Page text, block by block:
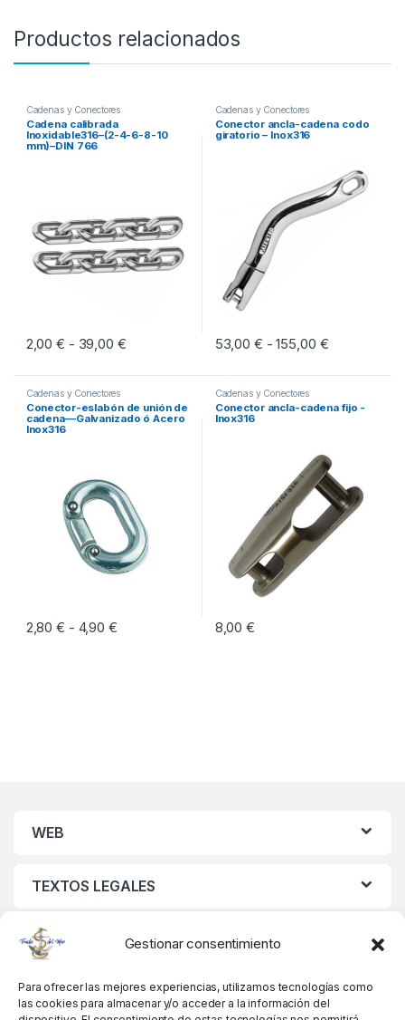
Gestionar consentimiento
Para ofrecer las mejores experiencias, utilizamos tecnologías como
las cookies para almacenar y/o acceder a la información del
Productos relacionados
Cadenas y Conectores
Cadena calibrada
Inoxidable316–(2-4-6-8-10
mm)–DIN 766
2,00€ - 39,00 €Rango de precios: desde 2,00 € hasta 39,00
Este producto tiene múltiples variantes. Las opciones se pueden
Cadenas y Conectores
Conector ancla-cadena codo
giratorio – Inox316
53,00 € - 155,00 €Rango de
Este producto tiene múltiples
Cadenas y Conectores
Conector-eslabón de unión de
cadena—Galvanizado ó Acero
Inox316
2,80€ - 4,90 €Rango de precios: desde 2,80 € hasta 4,90 €
Cadenas y Conectores
Conector ancla-cadena fijo -
Inox316
8,00€
WEB
TEXTOS LEGALES
MIS DATOS